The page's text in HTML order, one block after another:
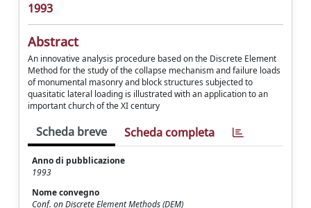
1993
Abstract
An innovative analysis procedure based on the Discrete Element
Method for the study of the collapse mechanism and failure loads
of monumental masonry and block structures subjected to
quasitatic lateral loading is illustrated with an application to an
important church of the XI century
Scheda breve Scheda completa
Anno di pubblicazione
1993
Nome convegno
Conf. on Discrete Element Methods (DEM)